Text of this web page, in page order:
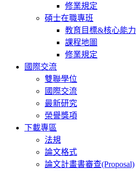
修業規定
碩士在職專班
教育目標&核心能力
課程地圖
修業規定
國際交流
雙聯學位
國際交流
最新研究
榮譽獎項
下載專區
法規
論文格式
論文計畫書審查(Proposal)